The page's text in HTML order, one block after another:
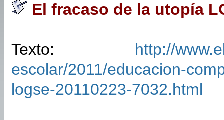
El fracaso de la utopía
Texto: http://
escolar/2011/educacion-
logse-20110223-7032.html